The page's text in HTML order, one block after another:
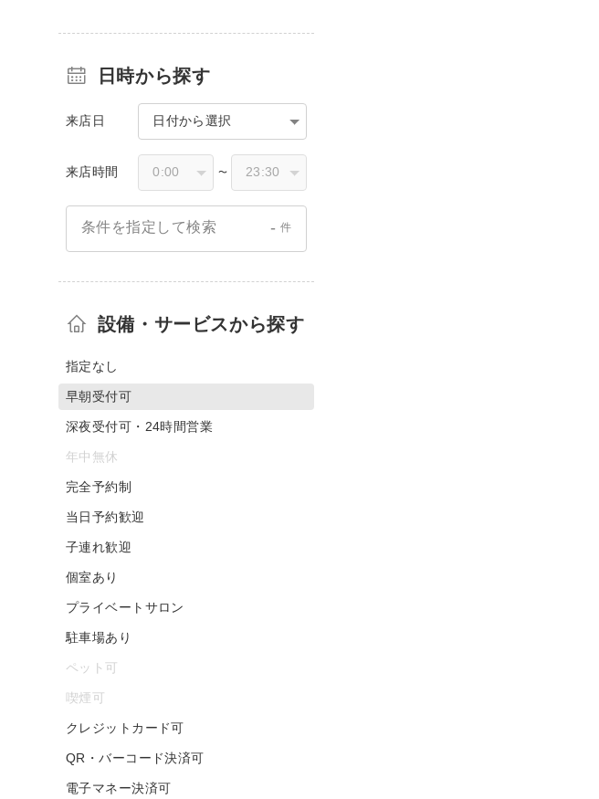
日時から探す
来店日 日付から選択
来店時間 〜
条件を指定して検索 - 件
設備・サービスから探す
指定なし
早朝受付可
深夜受付可・24時間営業
年中無休
完全予約制
当日予約歓迎
子連れ歓迎
個室あり
プライベートサロン
駐車場あり
ペット可
喫煙可
クレジットカード可
QR・バーコード決済可
電子マネー決済可